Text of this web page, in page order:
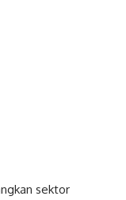
sektor